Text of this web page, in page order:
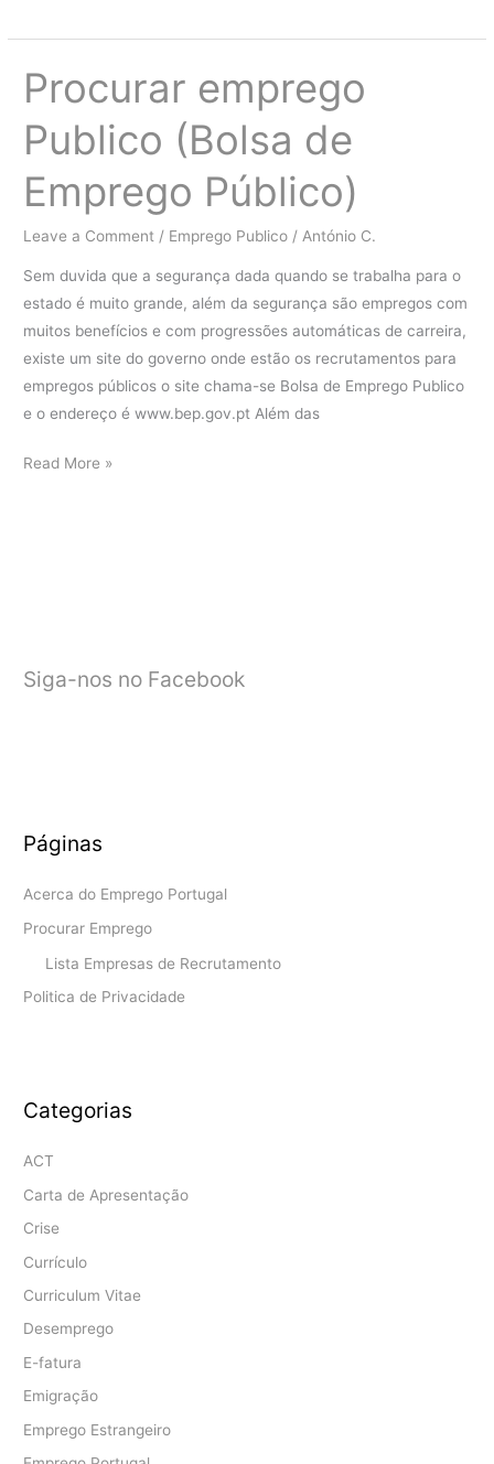
Emprego
Virtual
Procurar emprego
Publico (Bolsa de
Emprego Público)
Leave a Comment / Emprego Publico /António C.
Sem duvida que a segurança dada quando se trabalha para o
estado é muito grande, além da segurança são empregos com
muitos benefícios e com progressões automáticas de carreira,
existe um site do governo onde estão os recrutamentos para
empregos públicos o site chama-se Bolsa de Emprego Publico
e o endereço é www.bep.gov.pt Além das
Procurar
Read More »
Siga-nos no Facebook
Páginas
Acerca do Emprego Portugal
Procurar Emprego
Lista Empresas de Recrutamento
Politica de Privacidade
Categorias
ACT
Carta de Apresentação
Crise
Currículo
Curriculum Vitae
Desemprego
E-fatura
Emigração
Emprego Estrangeiro